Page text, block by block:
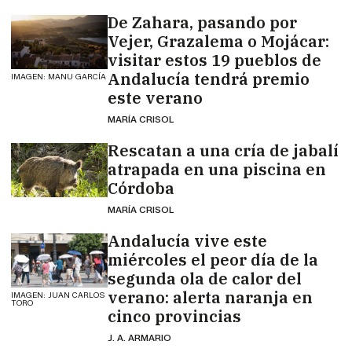
IMAGEN: MANU GARCÍA
De Zahara, pasando por
Vejer, Grazalema o Mojácar:
visitar estos 19 pueblos de
Andalucía tendrá premio
este verano
MARÍA CRISOL
Rescatan a una cría de jabalí
atrapada en una piscina en
Córdoba
MARÍA CRISOL
IMAGEN: JUAN CARLOS
TORO
Andalucía vive este
miércoles el peor día de la
segunda ola de calor del
verano: alerta naranja en
cinco provincias
J. A. ARMARIO